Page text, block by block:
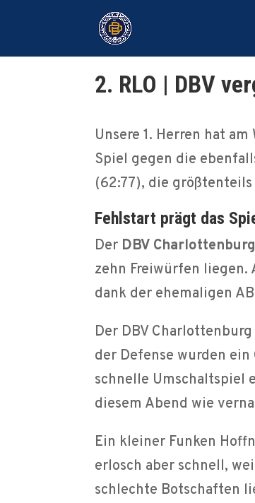
2. RLO | DBV
Unsere 1. Herren hat
Spiel gegen die
(62:77), die
Fehlstart prägt das
Der DBV Charlottenburg
zehn Freiwürfen liegen.
dank der ehemaligen
Der DBV
der Defense wurden
schnelle Umschaltspiel
diesem Abend wie
Ein kleiner Funken
erlosch aber schnell,
schlechte Botschaften